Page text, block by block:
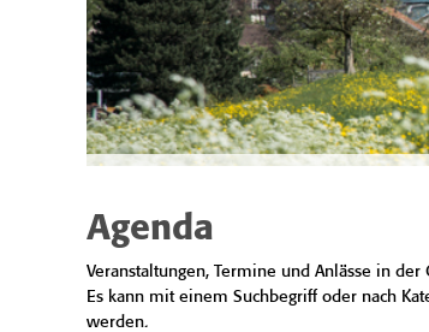
Agenda
Veranstaltungen, Termine und Anlässe in der
Es kann mit einem Suchbegriff oder nach
werden.